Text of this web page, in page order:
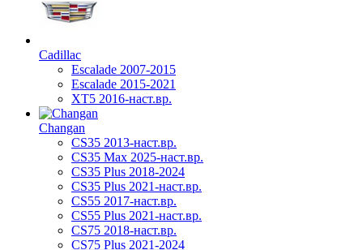
Cadillac
Escalade 2007-2015
Escalade 2015-2021
XT5 2016-наст.вр.
Changan
CS35 2013-наст.вр.
CS35 Max 2025-наст.вр.
CS35 Plus 2018-2024
CS35 Plus 2021-наст.вр.
CS55 2017-наст.вр.
CS55 Plus 2021-наст.вр.
CS75 2018-наст.вр.
CS75 Plus 2021-2024